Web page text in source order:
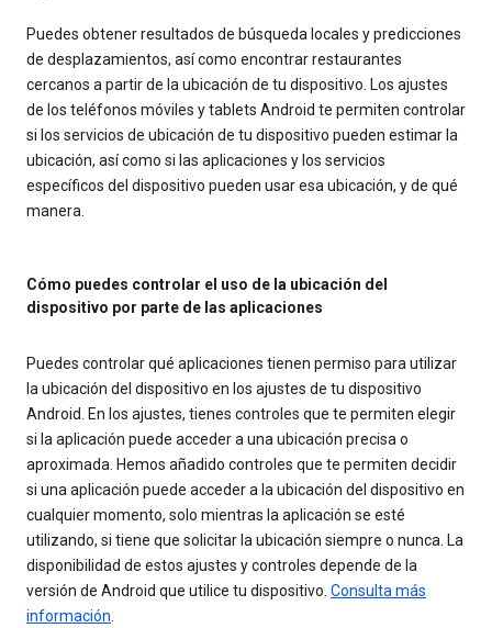
Puedes obtener resultados de búsqueda locales y predicciones
de desplazamientos, así como encontrar restaurantes
cercanos a partir de la ubicación de tu dispositivo. Los ajustes
de los teléfonos móviles y tablets Android te permiten controlar
si los servicios de ubicación de tu dispositivo pueden estimar la
ubicación, así como si las aplicaciones y los servicios
específicos del dispositivo pueden usar esa ubicación, y de qué
manera.
Cómo puedes controlar el uso de la ubicación del
dispositivo por parte de las aplicaciones
Puedes controlar qué aplicaciones tienen permiso para utilizar
la ubicación del dispositivo en los ajustes de tu dispositivo
Android. En los ajustes, tienes controles que te permiten elegir
si la aplicación puede acceder a una ubicación precisa o
aproximada. Hemos añadido controles que te permiten decidir
si una aplicación puede acceder a la ubicación del dispositivo en
cualquier momento, solo mientras la aplicación se esté
utilizando, si tiene que solicitar la ubicación siempre o nunca. La
disponibilidad de estos ajustes y controles depende de la
versión de Android que utilice tu dispositivo. Consulta más
información